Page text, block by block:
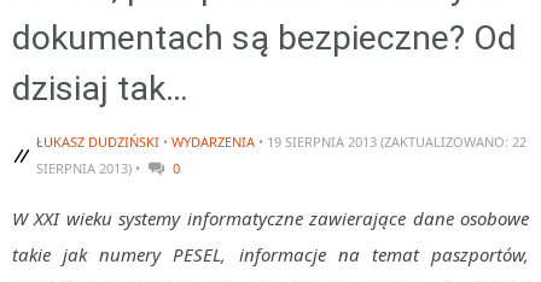
Algorytmy szyfrujące
Algorytmy wyszukiwania
Inne
C++
Elementarz Java
dokumentach są bezpieczne? Od
dzisiaj tak…
ŁUKASZ DUDZIŃSKI • WYDARZENIA • 19 SIERPNIA 2013 (ZAKTUALIZOWANO: 22
SIERPNIA 2013) •
0
W XXI wieku systemy informatyczne zawierające dane osobowe
takie jak numery PESEL, informacje na temat paszportów,